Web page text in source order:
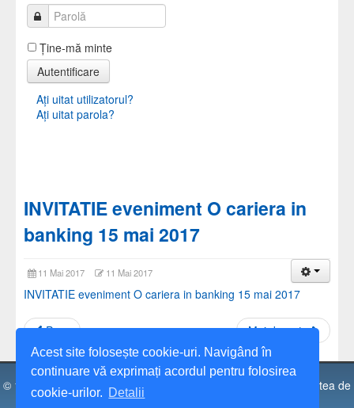
Acest site folosește cookie-uri. Navigând în
continuare vă exprimați acordul pentru folosirea
cookie-urilor. Detalii
Ţine-mă minte
Autentificare
Aţi uitat utilizatorul?
Aţi uitat parola?
INVITATIE eveniment O cariera in
banking 15 mai 2017
11 Mai 2017 11 Mai 2017
INVITATIE eveniment O cariera in banking 15 mai 2017
Prec Mai departe
© 1991 - 2026 Universitatea Spiru Haret, Facultatea de Facultatea de
Științe Economice, Câmpulung